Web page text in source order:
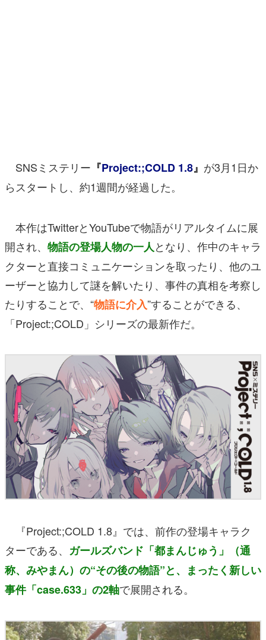
アプリレビュー
電ファミニコゲーマーとは？
運営：株式会社マレ
SNSミステリー 『Project:;COLD 1.8』 が3月1日か
らスタートし、約1週間が経過した。
本作はTwitterとYouTubeで物語がリアルタイムに展
開され、 物語の登場人物の一人となり、作中のキャラ
クターと直接コミュニケーションを取ったり、他のユ
ーザーと協力して謎を解いたり、事件の真相を考察し
たりすることで、“物語に介入”することができる、
「Project:;COLD」シリーズの最新作だ。
『Project:;COLD 1.8』では、前作の登場キャラク
ターである、 ガールズバンド「都まんじゅう」（通
称、みやまん）の“その後の物語”と、まったく新しい
事件「case.633」の2軸で展開される。